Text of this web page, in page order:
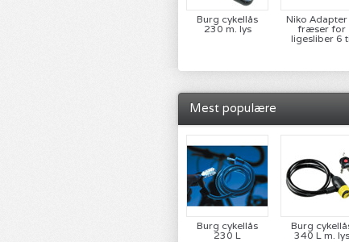
Burg cykellås
230 m. lys
Niko Adapter
fræser for
ligesliber 6
Mest populære
Burg cykellås
230 L
Burg
340 L m. lys